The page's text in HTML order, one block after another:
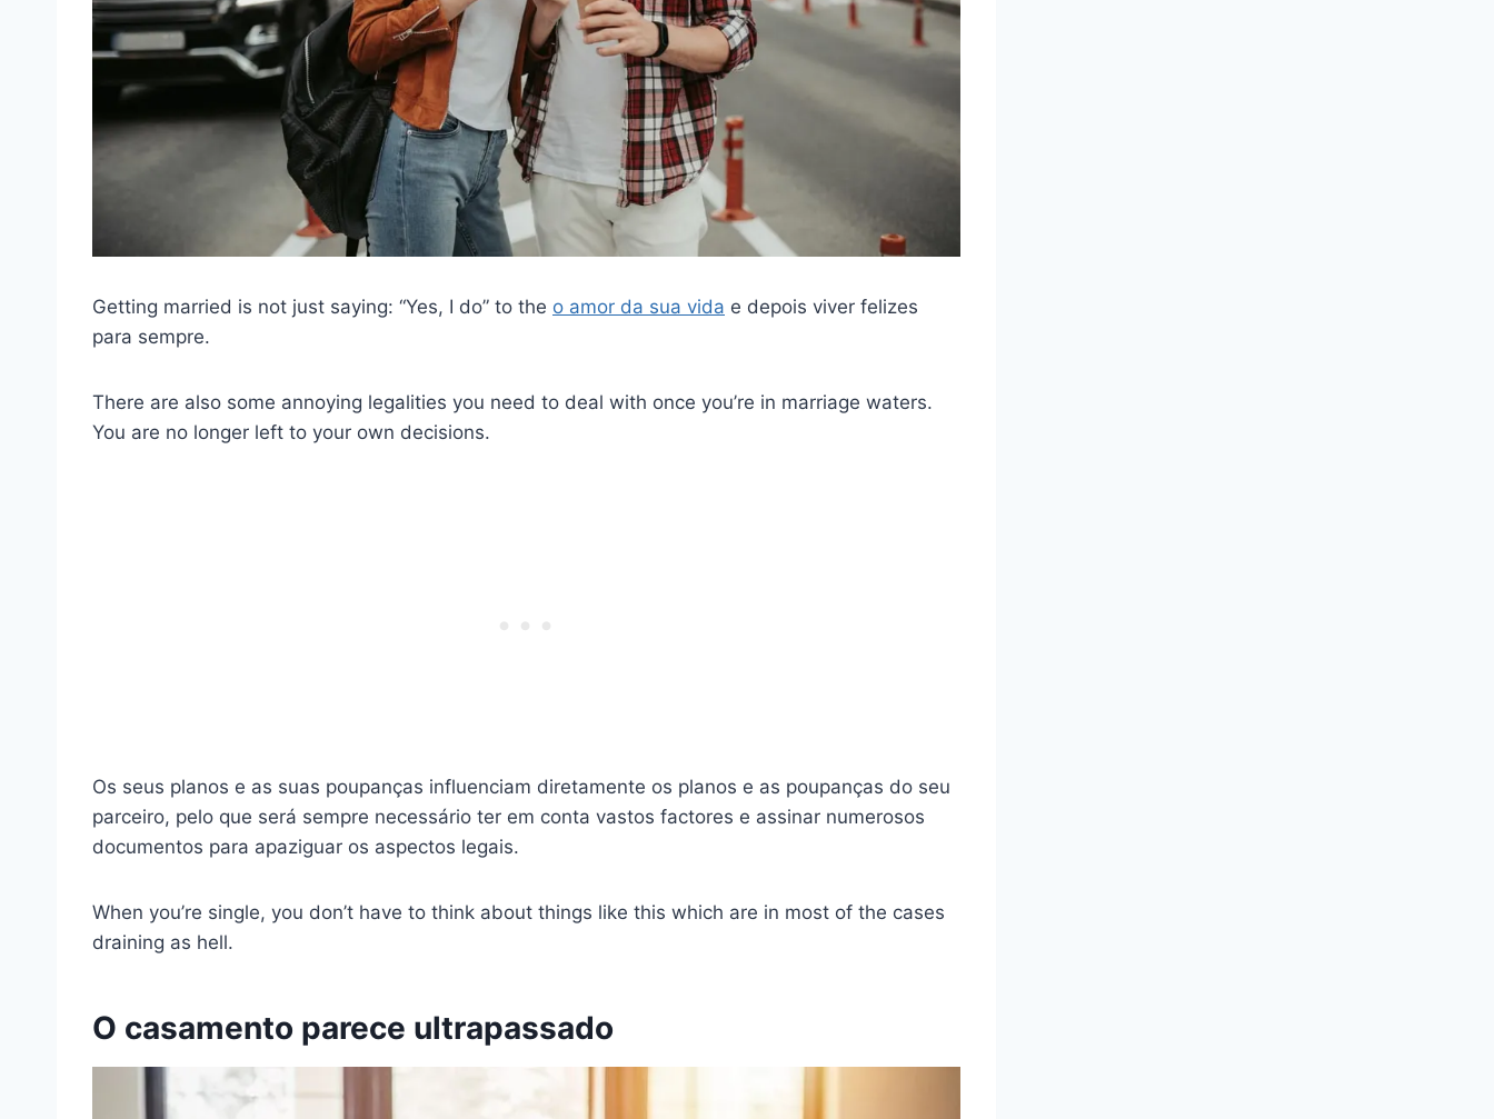
Getting married is not just saying: “Yes, I do” to the o amor da sua vida e depois viver felizes
para sempre.
There are also some annoying legalities you need to deal with once you’re in marriage waters.
You are no longer left to your own decisions.
Os seus planos e as suas poupanças influenciam diretamente os planos e as poupanças do seu
parceiro, pelo que será sempre necessário ter em conta vastos factores e assinar numerosos
documentos para apaziguar os aspectos legais.
When you’re single, you don’t have to think about things like this which are in most of the cases
draining as hell.
O casamento parece ultrapassado